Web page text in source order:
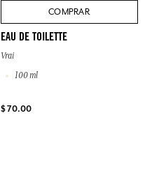
COMPRAR
EAU DE TOILETTE
Vrai
100 ml
$ 70.00